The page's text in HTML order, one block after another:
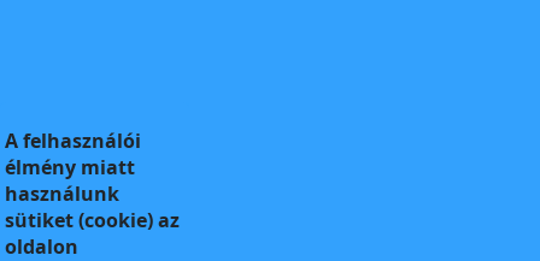
A felhasználói
élmény miatt
használunk
sütiket (cookie) az
oldalon